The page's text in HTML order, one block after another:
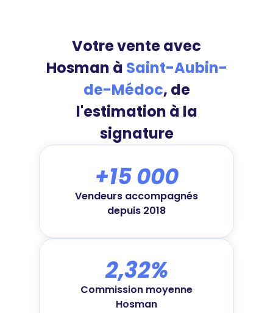
Votre vente avec
Hosman à Saint-Aubin-
de-Médoc, de
l'estimation à la
signature
+15 000
Vendeurs accompagnés
depuis 2018
2,32%
Commission moyenne
Hosman